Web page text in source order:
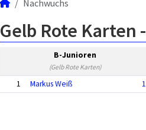
Nachwuchs
Gelb Rote Karten -
B-Junioren
(Gelb Rote Karten)
1 Markus Weiß 1